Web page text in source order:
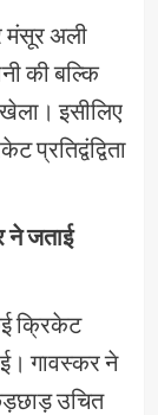
मंसूर अली
की बल्कि
इसीलिए
प्रतिद्वंद्विता
ने जताई
क्रिकेट
गावस्कर ने
उचित